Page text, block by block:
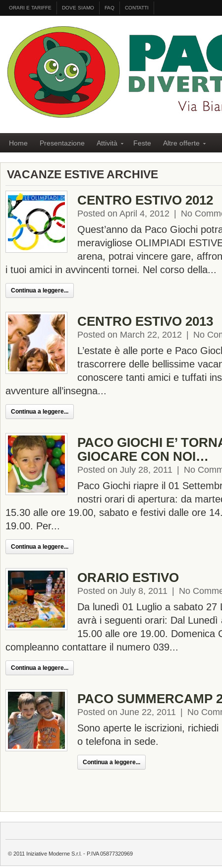
ORARI E TARIFFE DOVE SIAMO FAQ CONTATTI
Home Presentazione Attività Feste Altre offerte
VACANZE ESTIVE ARCHIVE
CENTRO ESTIVO 2012
Posted on April 4, 2012 No
Quest’anno da Paco Giochi
meravigliose OLIMPIADI
arena, potrai vincere gare,
i tuoi amici in avvincenti tornei. Nel corso della...
Continua a leggere...
CENTRO ESTIVO 2013
Posted on March 22, 2012 No
L’estate è alle porte e Paco
trascorrere delle bellissime
conoscere tanti amici e tuffati
avventure all’insegna...
Continua a leggere...
PACO GIOCHI E’
GIOCARE CON NOI…
Posted on July 28, 2011 No
Paco Giochi riapre il 01
nostri orari di apertura: da
15.30 alle ore 19.00, sabato e festivi dalle ore
19.00. Per...
Continua a leggere...
ORARIO ESTIVO
Posted on July 8, 2011 No
Da lunedì 01 Luglio a sabato 27
avrà i seguenti orari: Dal Lunedì
15.00 alle ore 19.00. Domenica
compleanno contattare il numero 039...
Continua a leggere...
PACO SUMMERCAMP
Posted on June 22, 2011 No
Sono aperte le iscrizioni,
o telefona in sede.
Continua a leggere...
© 2011 Iniziative Moderne S.r.l. - P.IVA 05877320969